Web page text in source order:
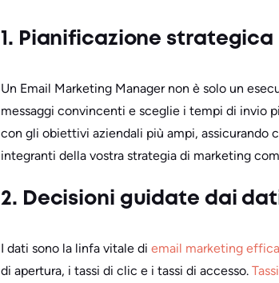
1. Pianificazione strategica
Un Email Marketing Manager non è solo un
messaggi convincenti e sceglie i tempi di invio
con gli obiettivi aziendali più ampi, assicurando
integranti della vostra strategia di marketing
2. Decisioni guidate dai
I dati sono la linfa vitale di email marketing
di apertura, i tassi di clic e i tassi di accesso.